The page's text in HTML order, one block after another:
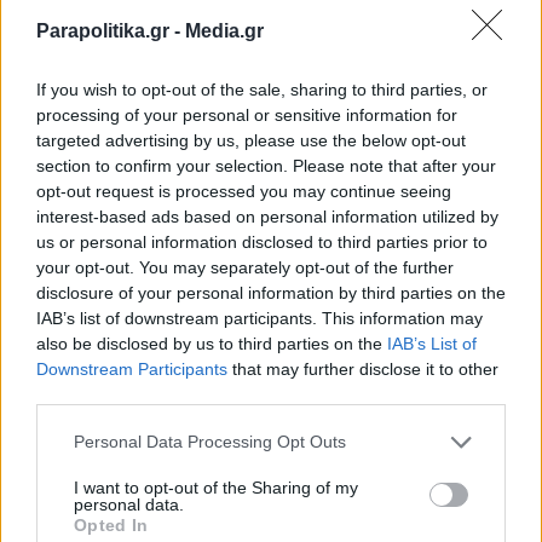
Parapolitika.gr - Media.gr
If you wish to opt-out of the sale, sharing to third parties, or
processing of your personal or sensitive information for
targeted advertising by us, please use the below opt-out
section to confirm your selection. Please note that after your
opt-out request is processed you may continue seeing
interest-based ads based on personal information utilized by
us or personal information disclosed to third parties prior to
your opt-out. You may separately opt-out of the further
disclosure of your personal information by third parties on the
IAB’s list of downstream participants. This information may
also be disclosed by us to third parties on the IAB’s List of
Downstream Participants that may further disclose it to other
Personal Data Processing Opt Outs
I want to opt-out of the Sharing of my
personal data.
Opted In
News για άμεση και έγκυρη
Ακολουθήστε μας στο
facebook
Ακολουθήστε μας στο
twitter
ΣΧΕΤΙΚΗ ΕΙΔΗΣΕΟΓΡΑΦΙΑ
Εγγραφή στο newsletter
Αποδέχομαι τους